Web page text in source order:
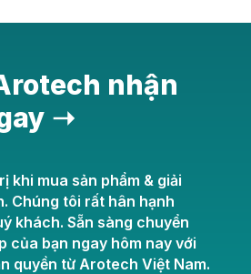
nhận
➝
khi mua sản phẩm & giải
Chúng tôi rất hân hạnh
khách. Sẵn sàng chuyển
của bạn ngay hôm nay với
quyền từ Arotech Việt Nam.